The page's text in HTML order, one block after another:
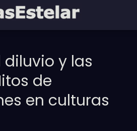
diluvio y las
de
en culturas